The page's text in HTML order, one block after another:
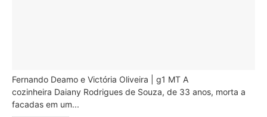
Fernando Deamo e Victória Oliveira | g1 MT A
cozinheira Daiany Rodrigues de Souza, de 33 anos, morta a
facadas em um...